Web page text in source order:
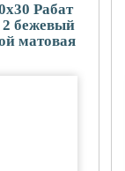
Рабат
2 бежевый
матовая